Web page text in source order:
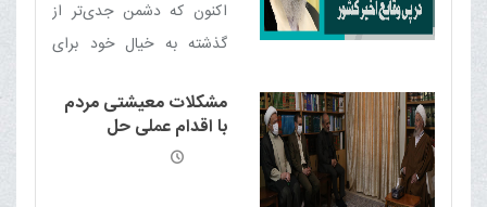
اکنون که دشمن جدی‌تر از
گذشته به خیال خود برای
مردم آن توطئه نموده است
باید بیش از پیش وحدت
مشکلات معیشتی مردم
با اقدام عملی حل
می‌شود